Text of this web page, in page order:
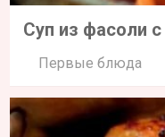
Суп из фасоли
Первые блюда